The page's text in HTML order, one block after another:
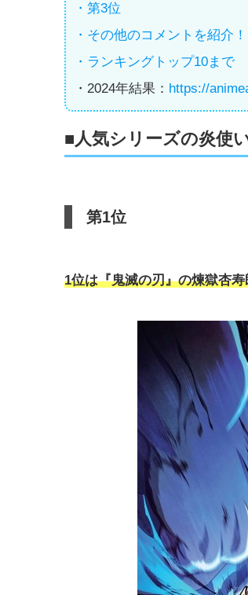
・第3位
・その他のコメントを紹介！
・ランキングトップ10まで
・2024年結果： https://
■人気シリーズの炎使
第1位
1位は『鬼滅の刃』の煉獄杏寿